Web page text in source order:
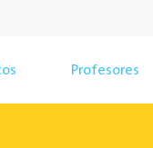
Profesores